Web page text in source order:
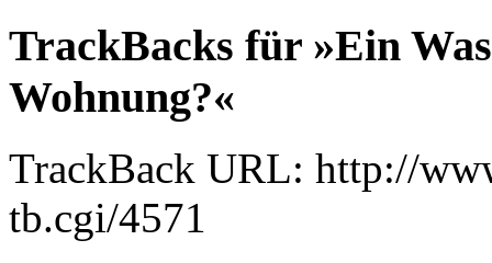
TrackBacks für »Ein
Wohnung?«
TrackBack URL: http://
tb.cgi/4571